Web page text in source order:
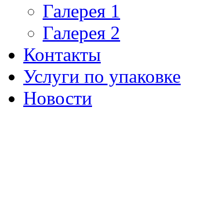
Галерея 1
Галерея 2
Контакты
Услуги по упаковке
Новости